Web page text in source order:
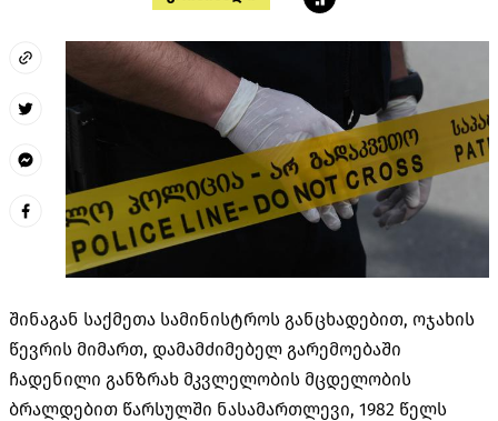
შინაგან საქმეთა სამინისტროს განცხადებით, ოჯახის
წევრის მიმართ, დამამძიმებელ გარემოებაში
ჩადენილი განზრახ მკვლელობის მცდელობის
ბრალდებით წარსულში ნასამართლევი, 1982 წელს